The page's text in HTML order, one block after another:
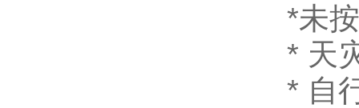
*未
* 天
* 自